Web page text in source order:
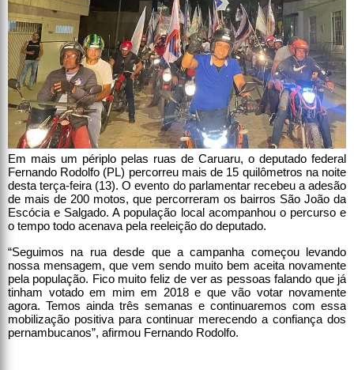
Em mais um périplo pelas ruas de Caruaru, o deputado federal
Fernando Rodolfo (PL) percorreu mais de 15 quilômetros na noite
desta terça-feira (13). O evento do parlamentar recebeu a adesão
de mais de 200 motos, que percorreram os bairros São João da
Escócia e Salgado. A população local acompanhou o percurso e
o tempo todo acenava pela reeleição do deputado.
“Seguimos na rua desde que a campanha começou levando
nossa mensagem, que vem sendo muito bem aceita novamente
pela população. Fico muito feliz de ver as pessoas falando que já
tinham votado em mim em 2018 e que vão votar novamente
agora. Temos ainda três semanas e continuaremos com essa
mobilização positiva para continuar merecendo a confiança dos
pernambucanos”, afirmou Fernando Rodolfo.